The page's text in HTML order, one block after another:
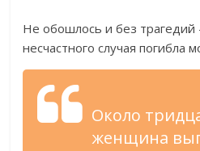
Не обошлось и без трагедий
несчастного случая погибла
Около
женщина